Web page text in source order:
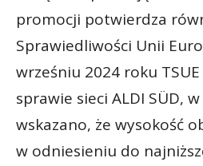
promocji potwierdza
Sprawiedliwości Unii
wrześniu 2024 roku
sprawie sieci ALDI SÜD,
wskazano, że wysokość
w odniesieniu do